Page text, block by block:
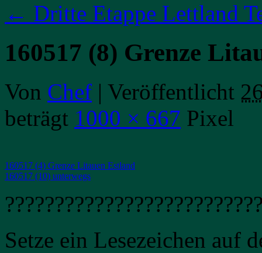
← Dritte Etappe Lettland
160517 (8) Grenze
Von Chef | Veröffentlicht
beträgt 1000 × 667 Pixel
160517 (4) Grenze Litauen Estland
160517 (10) unterwegs
Setze ein Lesezeichen auf